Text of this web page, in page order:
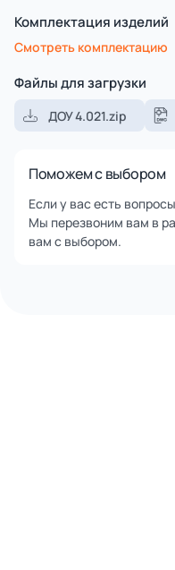
Комплектация изделий
Смотреть комплектацию
Файлы для загрузки
ДОУ 4.021.zip
Поможем с выбором
Если у вас есть
Мы перезвоним вам в
вам с выбором.